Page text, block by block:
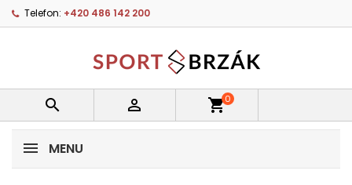
Telefon: +420 486 142 200
  shopping_cart0
MENU